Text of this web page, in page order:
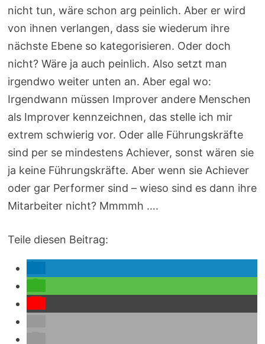
nicht tun, wäre schon arg peinlich. Aber er wird
von ihnen verlangen, dass sie wiederum ihre
nächste Ebene so kategorisieren. Oder doch
nicht? Wäre ja auch peinlich. Also setzt man
irgendwo weiter unten an. Aber egal wo:
Irgendwann müssen Improver andere Menschen
als Improver kennzeichnen, das stelle ich mir
extrem schwierig vor. Oder alle Führungskräfte
sind per se mindestens Achiever, sonst wären sie
ja keine Führungskräfte. Aber wenn sie Achiever
oder gar Performer sind – wieso sind es dann ihre
Mitarbeiter nicht? Mmmmh ….
Teile diesen Beitrag: